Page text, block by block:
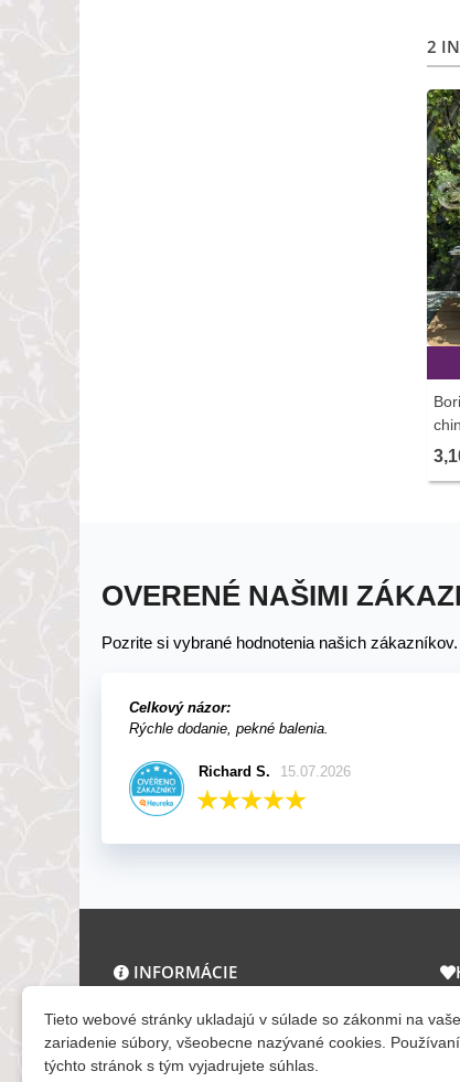
2
- 5
OVERENÉ NAŠIMI
Pozrite si vybrané hodnotenia našich zákazníkov.
Celkový názor:
Rýchle dodanie, pekné balenia.
Richard S. 15.07.2026
INFORMÁCIE
O nás a kontakt
Obchodné podmienky
Ochrana osobných údajov
Tieto webové stránky ukladajú v súlade so zákonmi na vaše
zariadenie súbory, všeobecne nazývané cookies.
týchto stránok s tým vyjadrujete súhlas.